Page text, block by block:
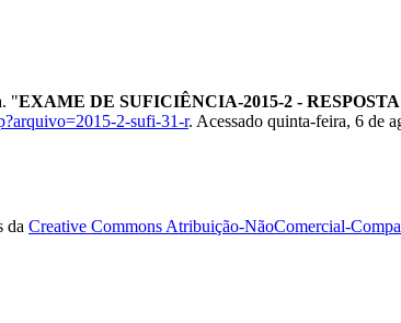
"EXAME DE SUFICIÊNCIA-2015-2 - RESPOSTA
2-sufi-31-r. Acessado quinta-feira, 6 de
da Creative Commons Atribuição-NãoComercial-